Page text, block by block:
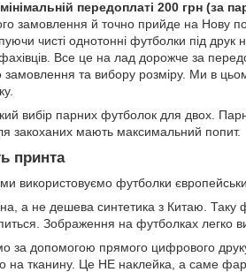
передоплаті 200 грн (за
замовлення й точно прийде на Нову
чисті однотонні футболки під
Все це на лад дорожче за
замовлення та вибору розміру. Ми в
вибір парних футболок для двох.
закоханих мають максимальний попит.
принта
використовуємо футболки
а не дешева синтетика з Китаю. Таку
Зображення на футболках легко
за допомогою прямого цифрового
тканину. Це НЕ наклейка, а саме